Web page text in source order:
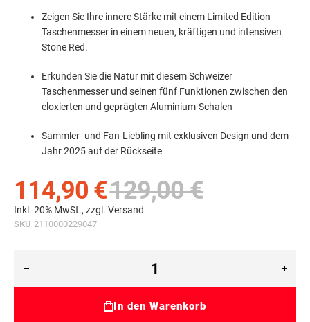
Zeigen Sie Ihre innere Stärke mit einem Limited Edition
Taschenmesser in einem neuen, kräftigen und intensiven
Stone Red.
Erkunden Sie die Natur mit diesem Schweizer
Taschenmesser und seinen fünf Funktionen zwischen den
eloxierten und geprägten Aluminium-Schalen
Sammler- und Fan-Liebling mit exklusiven Design und dem
Jahr 2025 auf der Rückseite
114,90 €129,00 €
Inkl. 20% MwSt., zzgl. Versand
SKU 2110000229047
In den Warenkorb